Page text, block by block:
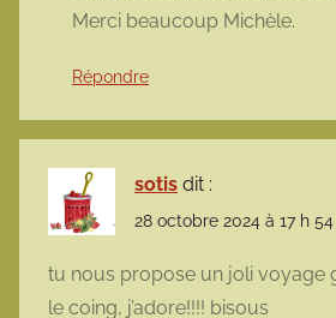
Merci beaucoup Michèle.
Répondre
sotis dit :
28 octobre 2024 à 17 h
tu nous propose un joli voyage
le coing, j’adore!!!! bisous